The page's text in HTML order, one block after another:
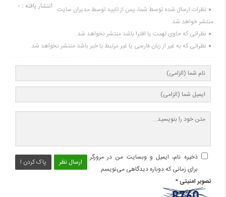
انتشار یافته : 0 نظرات ارسال شده توسط شما، پس از تایید توسط مدیران سایت
منتشر خواهد شد.
نظراتی که حاوی تهمت یا افترا باشد منتشر نخواهد شد.
نظراتی که به غیر از زبان فارسی یا غیر مرتبط با خبر باشد منتشر نخواهد شد.
ارسال نظر پاک کردن !
ذخیره نام، ایمیل و وبسایت من در مرورگر
برای زمانی که دوباره دیدگاهی می‌نویسم.
تصویر امنیتی*